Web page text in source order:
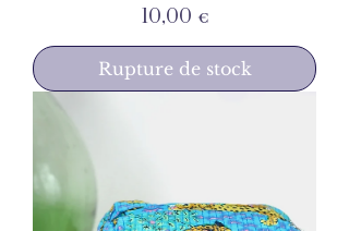
Prix
10,00 €
Rupture de stock